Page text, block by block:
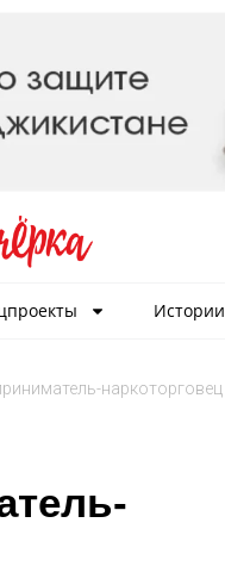
Истории
наркоторговец